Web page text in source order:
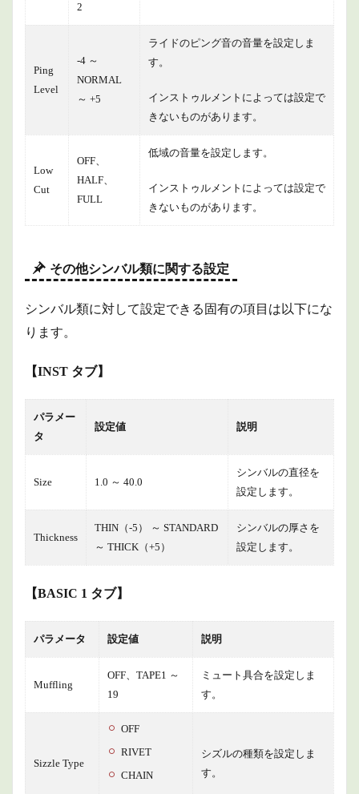
2
Ping
Level
-4 ～
NORMAL
～ +5
ライドのピング音の音量を設定しま
す。
インストゥルメントによっては設定で
きないものがあります。
Low
Cut
OFF、
HALF、
FULL
低域の音量を設定します。
インストゥルメントによっては設定で
きないものがあります。
その他シンバル類に関する設定
シンバル類に対して設定できる固有の項目は以下にな
ります。
【INST タブ】
パラメー
タ
設定値 説明
Size 1.0 ～ 40.0
シンバルの直径を
設定します。
Thickness
THIN（-5） ～ STANDARD
～ THICK（+5）
シンバルの厚さを
設定します。
【BASIC 1 タブ】
パラメータ 設定値 説明
Muffling
OFF、TAPE1 ～
19
ミュート具合を設定しま
す。
Sizzle Type
OFF
RIVET
CHAIN
シズルの種類を設定しま
す。